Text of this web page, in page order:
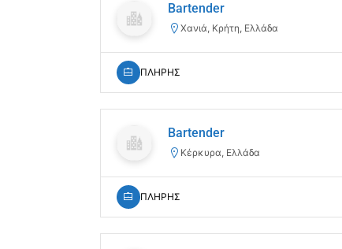
Bartender
Χανιά, Κρήτη, Ελλάδα
ΠΛΗΡΗΣ
Bartender
Κέρκυρα, Ελλάδα
ΠΛΗΡΗΣ